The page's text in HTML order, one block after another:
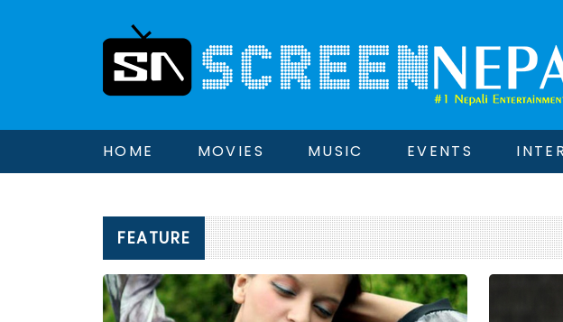
HOME MOVIES MUSIC EVENTS
FEATURE